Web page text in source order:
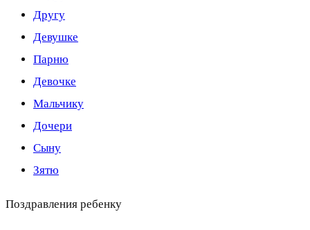
Другу
Девушке
Парню
Девочке
Мальчику
Дочери
Сыну
Зятю
Поздравления ребенку